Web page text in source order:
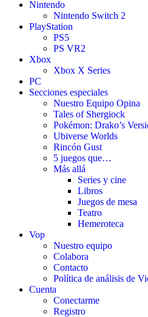
Nintendo
Nintendo Switch 2
PlayStation
PS5
PS VR2
Xbox
Xbox X Series
PC
Secciones especiales
Nuestro Equipo Opina
Tales of Shergiock
Pokémon: Drako’s
Ubiverse Worlds
Rincón Gust
5 juegos que…
Más allá
Series y cine
Libros
Juegos de mesa
Teatro
Hemeroteca
Vop
Nuestro equipo
Colabora
Contacto
Política de análisis de
Cuenta
Conectarme
Registro